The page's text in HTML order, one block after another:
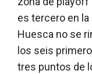
es tercero en la
Huesca no se
los seis
tres puntos de